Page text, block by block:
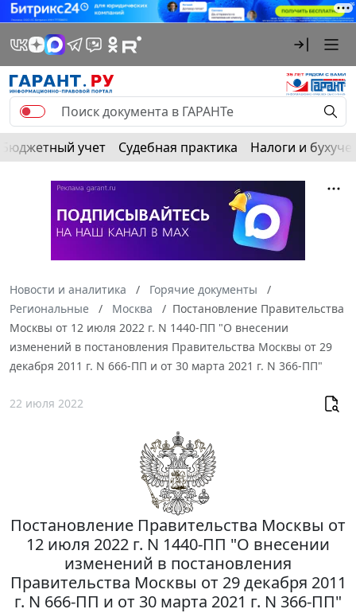
Бюджетный учет Судебная практика Налоги и
Новости и аналитика
Горячие документы
Региональные
Москва
Постановление Правительства
Москвы от 12 июля 2022 г. N 1440-ПП "О внесении
изменений в постановления Правительства Москвы от 29
декабря 2011 г. N 666-ПП и от 30 марта 2021 г. N 366-ПП"
22 июля 2022
Постановление Правительства Москвы от
12 июля 2022 г. N 1440-ПП "О внесении
изменений в постановления
Правительства Москвы от 29 декабря 2011
г. N 666-ПП и от 30 марта 2021 г. N 366-ПП"